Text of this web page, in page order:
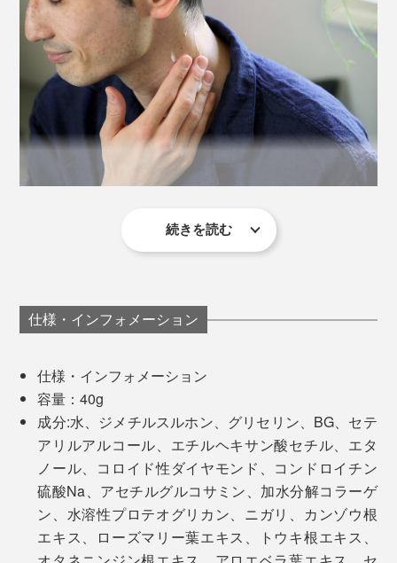
＜海洋深層水（※3）＞
ゲルの成分のなかで最も多い「水」にもこだわり、沖
縄・久米島沖の海底600mから汲み上げた、海洋深層水
（※3）を使用。ミネラル豊富で、タラソテラピーでも使
そのほかの成分にも、天然由来のものにこだわり、ナチ
ュラルな使い心地を実現。アスリートやトレーナーにも
愛用者が多く、施術用としても採用されています。
神経伝達速度の低下は感覚の鈍化や反射の遅れ、ぎこち
ない動きなどに現れます。また、神経障害性疼痛と呼ば
れる痛みを引き起こします。
これは、痛みの信号が出過ぎる状態です。この神経伝達
のバランスを整える事は、イキイキとした活力に満ちた
毎日を過ごすために重要です」
片野秀樹氏プロフィール
一般社団法人日本リカバリー協会 代表理事
国立研究開発法人理化学研究所 客員研究員
メディカルアロマインストラクター
日本未病総合研究所 未病公認講師（休養学）
休養学という学問体系を作り上げた休養研究の第一人
者。編著書に「休養学基礎；疲労を防ぐ！健康指導に活
かす（メディカ出版）」著書に「休養学；あなたを疲れ
から救う（東洋経済新報）」がある。
医薬品ではないので、使い方に決まりはありませんが、
「ベッドから起き上がって、首や肩に違和感があるなと
感じた時に使っています。スリスリするだけでも違いま
スタートが切れています」
MONOCO代表・柿山は、ゴルフ中に使用。
「グリーン後半、だんだん腕が重だるくなってきたころ
に塗ってマッサージすると、 パフォーマンスが復活。
最終ホールまで調子をキープできて、翌日もいい感じ！
ジェル状のクリームがスッとなじむので、ウエアがベタ
続きを読む
仕様・インフォメーション
仕様・インフォメーション
容量：40g
成分:水、ジメチルスルホン、グリセリン、BG、セテ
アリルアルコール、エチルヘキサン酸セチル、エタ
ノール、コロイド性ダイヤモンド、コンドロイチン
硫酸Na、アセチルグルコサミン、加水分解コラーゲ
ン、水溶性プロテオグリカン、ニガリ、カンゾウ根
エキス、ローズマリー葉エキス、トウキ根エキス、